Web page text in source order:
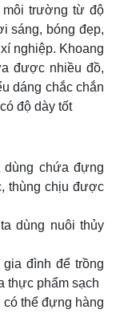
môi trường từ độ
sáng, bóng đẹp,
nghiệp. Khoang
được nhiều đồ,
dáng chắc chắn
độ dày tốt
dùng chứa đựng
thùng chịu được
dùng nuôi thủy
đình để trồng
thực phẩm sạch
thể đựng hàng